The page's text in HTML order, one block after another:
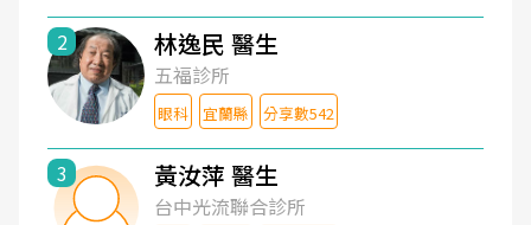
2 林逸民 醫生
五福診所
眼科 宜蘭縣 分享數542
3 黃汝萍 醫生
台中光流聯合診所